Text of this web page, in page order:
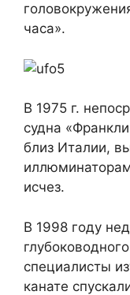
часа».
В 1975 г.
судна
близ Италии,
исчез.
В 1998 году
специалисты
канате